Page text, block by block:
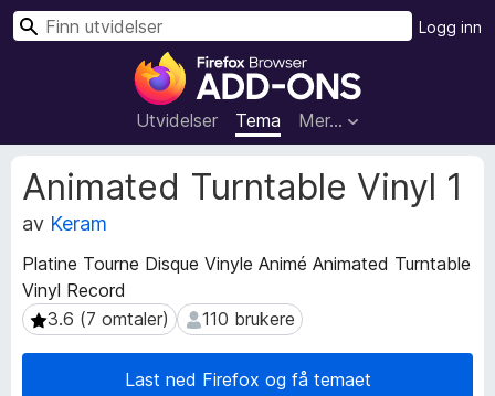
T
l
l
g
o
r
F
i
r
Utvidelser Tema Mer…
Logg inn
S
Animated Turntable Vinyl 1
av Keram
Platine Tourne Disque Vinyle Animé Animated Turntable
Vinyl Record
3.6 (7 omtaler)
3.6 (7 omtaler) 110 brukere
110 brukere
Last ned Firefox og få temaet
M
e
t
d
a
t
a
f